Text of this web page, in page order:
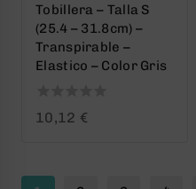
Tobillera – Talla S
(25.4 – 31.8cm) –
Transpirable –
Elastico – Color Gris
010,12 €